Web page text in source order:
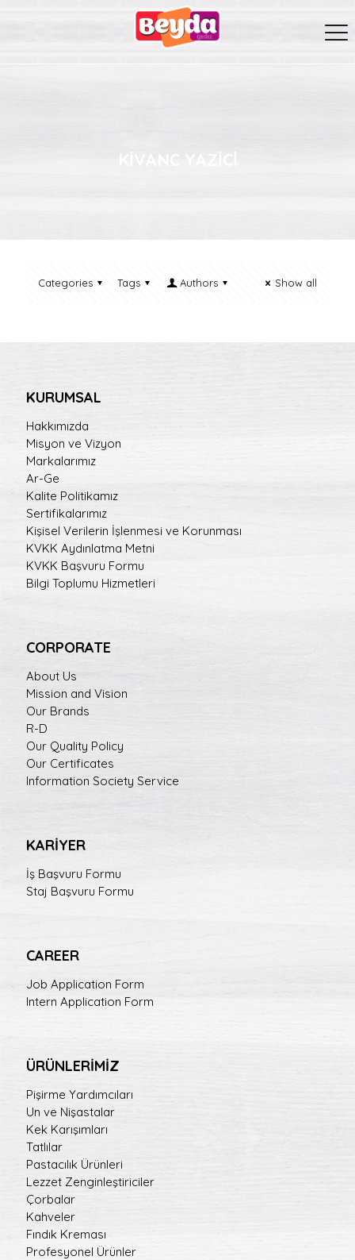
KIVANC YAZICI
Categories Tags Authors Show all
KURUMSAL
Hakkımızda
Misyon ve Vizyon
Markalarımız
Ar-Ge
Kalite Politikamız
Sertifikalarımız
Kişisel Verilerin İşlenmesi ve Korunması
KVKK Aydınlatma Metni
KVKK Başvuru Formu
Bilgi Toplumu Hizmetleri
CORPORATE
About Us
Mission and Vision
Our Brands
R-D
Our Quality Policy
Our Certificates
Information Society Service
KARİYER
İş Başvuru Formu
Staj Başvuru Formu
CAREER
Job Application Form
Intern Application Form
ÜRÜNLERİMİZ
Pişirme Yardımcıları
Un ve Nişastalar
Kek Karışımları
Tatlılar
Pastacılık Ürünleri
Lezzet Zenginleştiriciler
Çorbalar
Kahveler
Fındık Kreması
Profesyonel Ürünler